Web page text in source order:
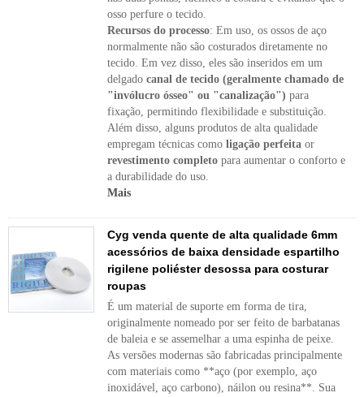
osso perfure o tecido.
Recursos do processo: Em uso, os ossos de aço
normalmente não são costurados diretamente no
tecido. Em vez disso, eles são inseridos em um
delgado canal de tecido (geralmente chamado de
"invólucro ósseo" ou "canalização") para
fixação, permitindo flexibilidade e substituição.
Além disso, alguns produtos de alta qualidade
empregam técnicas como ligação perfeita or
revestimento completo para aumentar o conforto e
a durabilidade do uso.
Mais
Cyg venda quente de alta qualidade 6mm
acessórios de baixa densidade espartilho
rigilene poliéster desossa para costurar
roupas
É um material de suporte em forma de tira,
originalmente nomeado por ser feito de barbatanas
de baleia e se assemelhar a uma espinha de peixe.
As versões modernas são fabricadas principalmente
com materiais como **aço (por exemplo, aço
inoxidável, aço carbono), náilon ou resina**. Sua